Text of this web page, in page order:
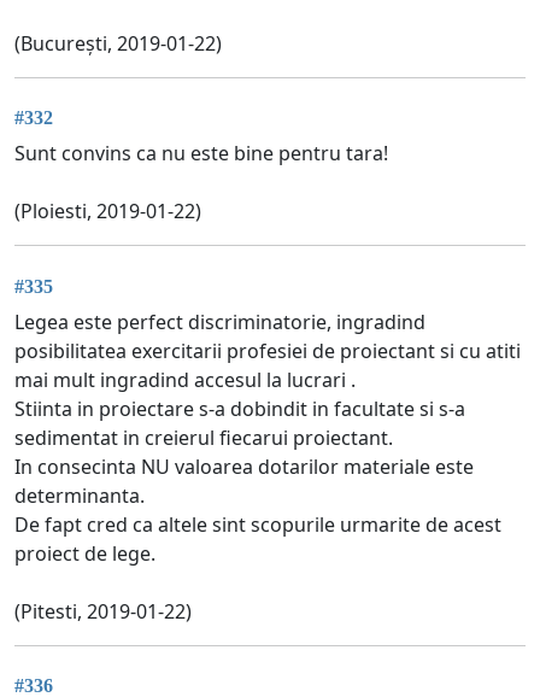
(București, 2019-01-22)
#332
Sunt convins ca nu este bine pentru tara!
(Ploiesti, 2019-01-22)
#335
Legea este perfect discriminatorie, ingradind
posibilitatea exercitarii profesiei de proiectant si cu atiti
mai mult ingradind accesul la lucrari .
Stiinta in proiectare s-a dobindit in facultate si s-a
sedimentat in creierul fiecarui proiectant.
In consecinta NU valoarea dotarilor materiale este
determinanta.
De fapt cred ca altele sint scopurile urmarite de acest
proiect de lege.
(Pitesti, 2019-01-22)
#336